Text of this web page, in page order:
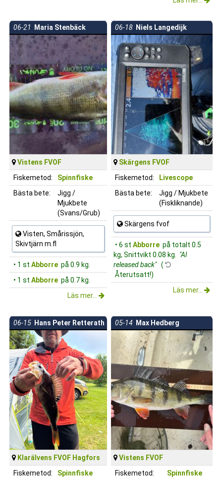
06-21 Maria Stenbäck
Vistens FVOF
Fiskemetod:
Spinnfiske
Bästa bete:
Jigg /
Mjukbete
(Svans/Grub)
Visten, Smårissjön,
Skivtjärn m.fl
• 1 st Abborre på 0.9 kg.
• 1 st Abborre på 0.7 kg.
Läs mer...
06-18 Niels Langedijk
Skärgens FVOF
Fiskemetod:
Livescope
Bästa bete:
Jigg / Mjukbete
(Fiskliknande)
Skärgens fvof
• 6 st Abborre på totalt 0.5
kg, Snittvikt 0.08 kg.
"Al
released back" (
Återutsatt!)
Läs mer...
06-15 Hans Peter Retterath
Klarälvens FVOF Hagfors
Fiskemetod:
Spinnfiske
05-14 Max Hedberg
Vistens FVOF
Fiskemetod:
Spinnfiske